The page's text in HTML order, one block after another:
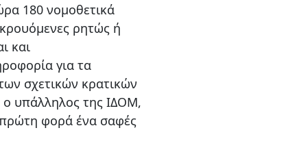
180 νομοθετικά
ρητώς ή
και
για τα
σχετικών κρατικών
ο υπάλληλος της ΙΔΟΜ,
πρώτη φορά ένα σαφές